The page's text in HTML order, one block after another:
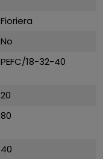
Fioriera
No
PEFC/18-32-40
20
80
40